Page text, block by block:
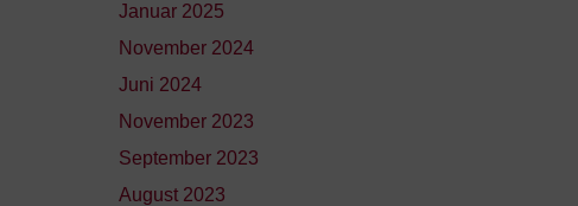
Januar 2025
November 2024
Juni 2024
November 2023
September 2023
August 2023